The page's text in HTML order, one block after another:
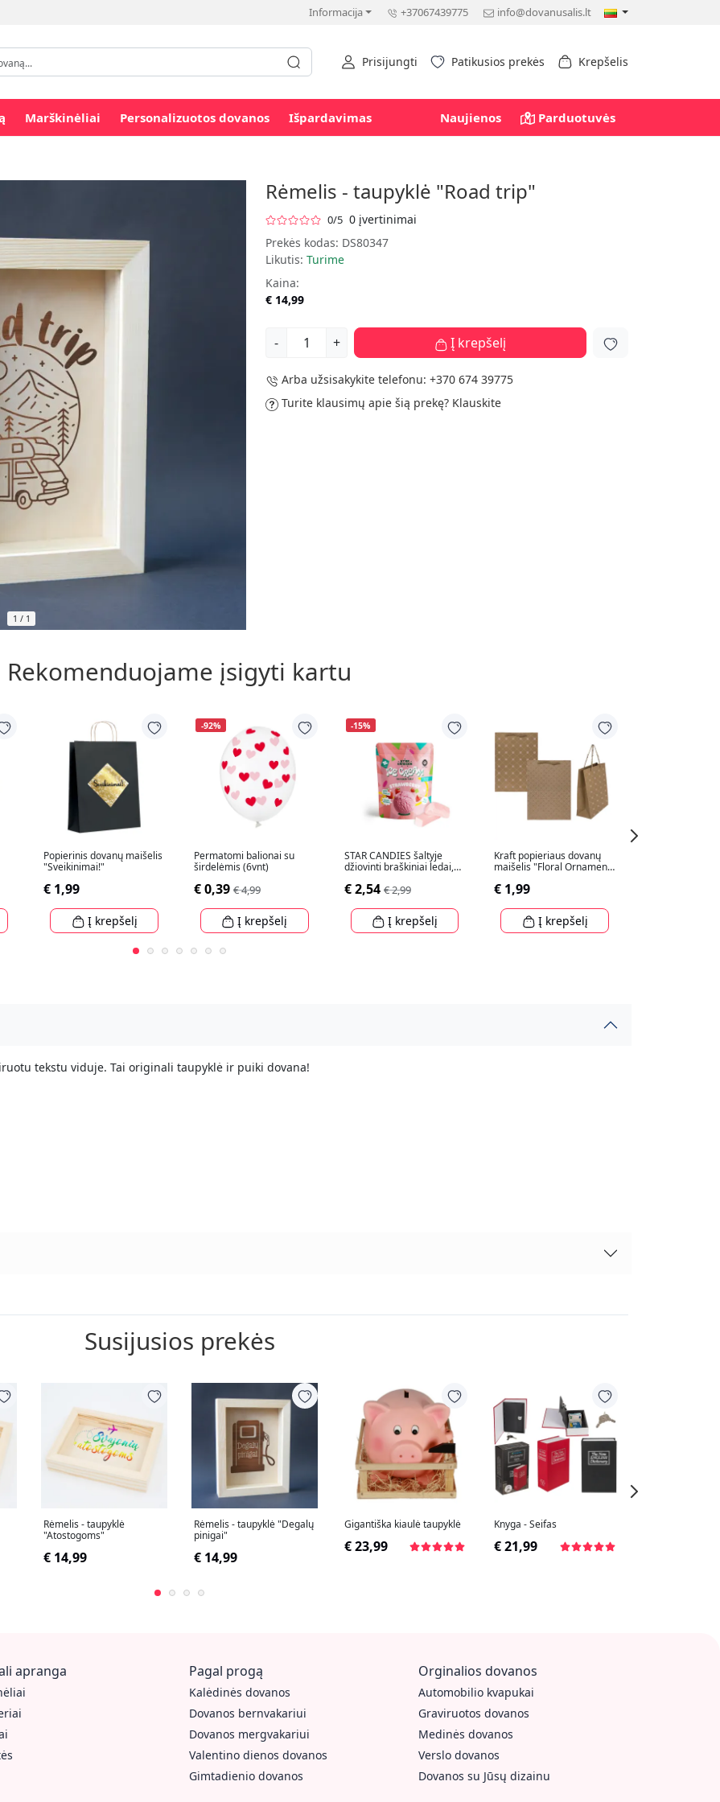
Informacija +37067439775 info@dovanusalis.lt
Prisijungti Patikusios prekės Krepšelis
Marškinėliai Personalizuotos dovanos Išpardavimas Naujienos Parduotuvės
1 / 1
Rėmelis - taupyklė "Road trip"
0/5 0 įvertinimai
Prekės kodas: DS80347
Likutis: Turime
Kaina:
€ 14,99
- + Į krepšelį
Arba užsisakykite telefonu: +370 674 39775
Turite klausimų apie šią prekę? Klauskite
Rekomenduojame įsigyti kartu
Popierinis dovanų maišelis
"Sveikinimai!"
€ 1,99
Į krepšelį
-92%
Permatomi balionai su
širdelėmis (6vnt)
€ 0,39 € 4,99
Į krepšelį
-15%
STAR CANDIES šaltyje
džiovinti braškiniai ledai,
€ 2,54 € 2,99
Į krepšelį
Kraft popieriaus dovanų
maišelis "Floral Ornament"
€ 1,99
Į krepšelį
tekstu viduje. Tai originali taupyklė ir puiki dovana!
Susijusios prekės
Rėmelis - taupyklė
"Atostogoms"
€ 14,99
Rėmelis - taupyklė "Degalų
pinigai"
€ 14,99
Gigantiška kiaulė taupyklė
€ 23,99
Knyga - Seifas
€ 21,99
apranga Pagal progą
Kalėdinės dovanos
Dovanos bernvakariui
Dovanos mergvakariui
Valentino dienos dovanos
Gimtadienio dovanos
Orginalios dovanos
Automobilio kvapukai
Graviruotos dovanos
Medinės dovanos
Verslo dovanos
Dovanos su Jūsų dizainu